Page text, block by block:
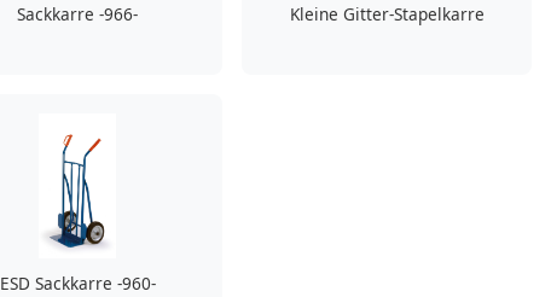
Sackkarre -966- Kleine Gitter-Stapelkarre
ESD Sackkarre -960-